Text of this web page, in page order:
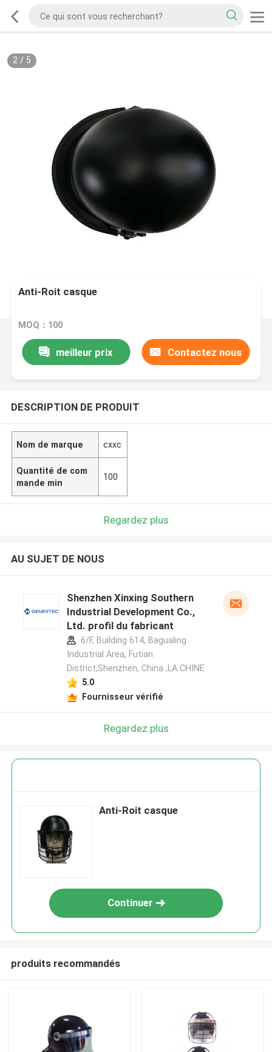
2/ 5
Anti-Roit casque
MOQ：100
meilleur prix Contactez nous
DESCRIPTION DE PRODUIT
Nom de marque cxxc
Quantité de com
mande min
100
Regardez plus
AU SUJET DE NOUS
Shenzhen Xinxing Southern
Industrial Development Co.,
Ltd. profil du fabricant
6/F, Building 614, Bagualing
Industrial Area, Futian
District,Shenzhen, China ,LA CHINE
5.0
Fournisseur vérifié
Regardez plus
Anti-Roit casque
Continuer
produits recommandés